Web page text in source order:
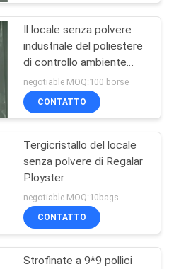
Il locale senza polvere
industriale del poliestere
di controllo ambiente
pulisce 6in x 6in 100 PCS
negotiable MOQ:100 borse
CONTATTO
Tergicristallo del locale
senza polvere di Regalar
Ployster
negotiable MOQ:10bags
CONTATTO
Strofinate a 9*9 pollici